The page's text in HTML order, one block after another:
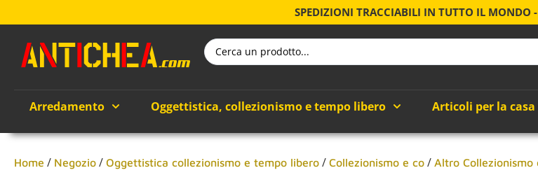
SPEDIZIONI TRACCIABILI IN TUTTO IL MONDO
Arredamento Oggettistica, collezionismo e tempo libero Articoli per la
Home / Negozio / Oggettistica collezionismo e tempo libero / Collezionismo e co / Altro Collezionismo